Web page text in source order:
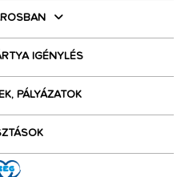
IGÉNYLÉS
PÁLYÁZATOK